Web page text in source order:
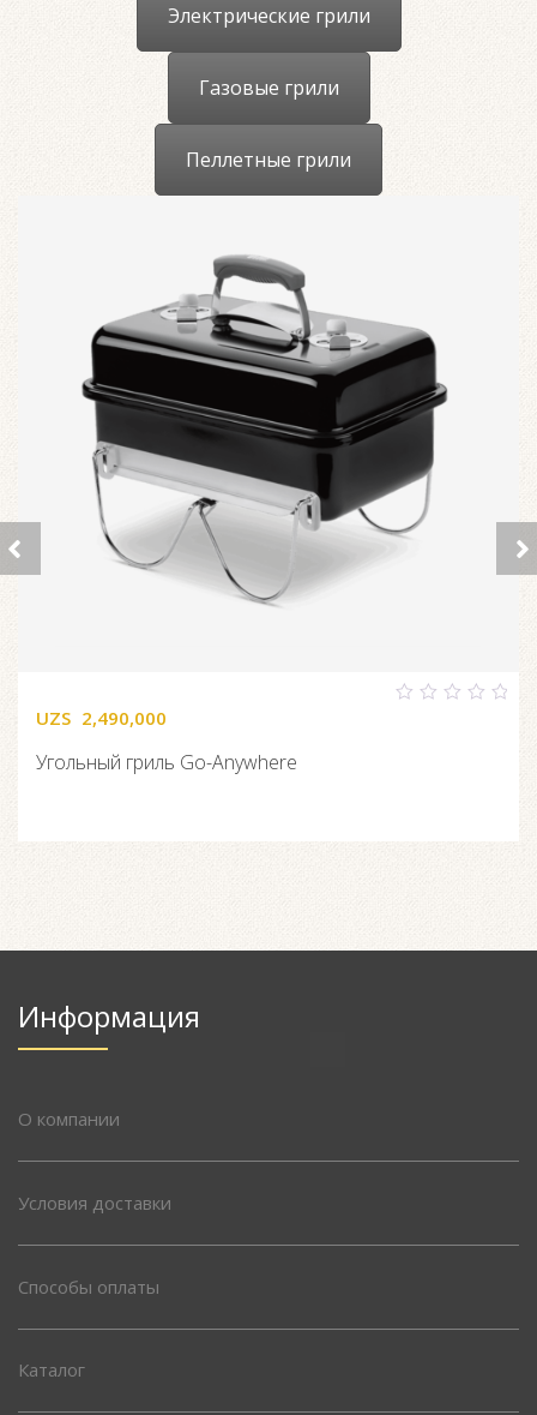
Электрические грили
Газовые грили
Пеллетные грили
UZS 2,490,000
Угольный гриль Go-Anywhere
Информация
О компании
Условия доставки
Способы оплаты
Каталог